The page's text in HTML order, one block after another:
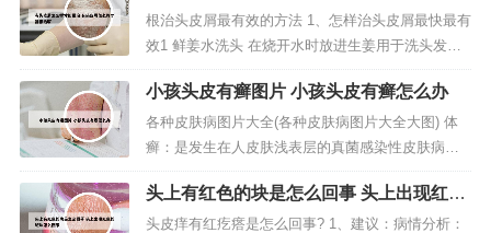
才能根治呢
根治头皮屑最有效的方法 1、怎样治头皮屑最快最有
效1 鲜姜水洗头 在烧开水时放进生姜用于洗头发，
可去头皮屑。洗头发时，将头上渗入水里，边洗边
用力轻轻地按摩头部，随后再用冷水清洗，用纯棉
毛巾擦拭。第二天再用洗头发剂清理。2、产生片
状、发痒的头皮屑的原因各异，因此在找出去除头
皮屑的最佳方法之前，也许要...
小孩头皮有癣图片 小孩头皮有癣怎么办
各种皮肤病图片大全(各种皮肤病图片大全大图) 体
癣：是发生在人皮肤浅表层的真菌感染性皮肤病，
分为直接接触和间接接触传染。主要表现为红色斑
块、干鳞湿硬、皮肤瘙痒、多环重叠。这些皮肤病
主要体现在皮肤易瘙痒、手足会皲裂等。银屑病图
头上有红色的块是怎么回事 头上出现红色
的斑块怎么回事
头皮痒有红疙瘩是怎么回事? 1、建议：病情分析：